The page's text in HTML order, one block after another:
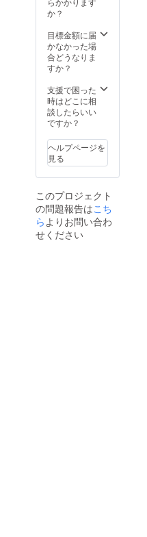
か？
目標金額に届
かなかった場
合どうなりま
すか？
支援で困った
時はどこに相
談したらいい
ですか？
ヘルプページを
見る
このプロジェクト
の問題報告はこち
ら よりお問い合わ
せください